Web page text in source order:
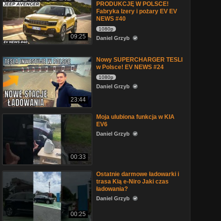
09:25
PRODUKCJĘ W POLSCE!
Fabryka Izery i pożary EV EV
NEWS #40
1080p
Daniel Grzyb
23:44
Nowy SUPERCHARGER TESLI
w Polsce! EV NEWS #24
1080p
Daniel Grzyb
00:33
Moja ulubiona funkcja w KIA
EV6
Daniel Grzyb
00:25
Ostatnie darmowe ładowarki i
trasa Kią e-Niro Jaki czas
ładowania?
Daniel Grzyb